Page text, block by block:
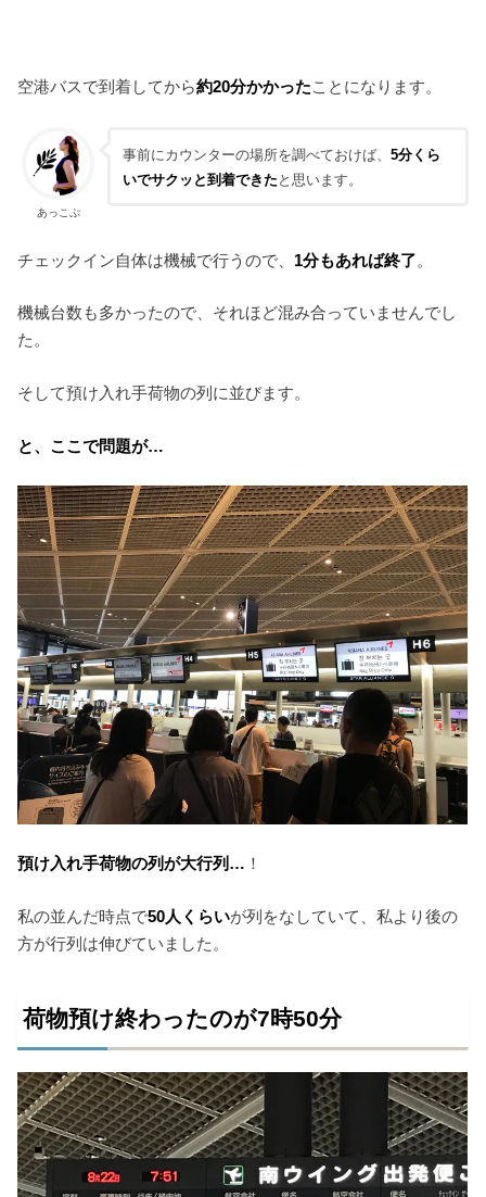
空港バスで到着してから約20分かかったことになります。
あっこぷ
事前にカウンターの場所を調べておけば、 5分くら
いでサクッと到着できた と思います。
チェックイン自体は機械で行うので、 1分もあれば終了。
機械台数も多かったので、それほど混み合っていませんでし
た。
そして預け入れ手荷物の列に並びます。
と、ここで問題が…
預け入れ手荷物の列が大行列… ！
私の並んだ時点で50人くらいが列をなしていて、私より後の
方が行列は伸びていました。
荷物預け終わったのが7時50分